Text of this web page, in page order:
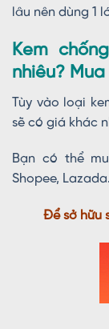
lâu nên dùng 1
Kem
nhiêu?
Tùy vào loại
sẽ có giá khác
Bạn có thể
Shopee,
Để sở hữu